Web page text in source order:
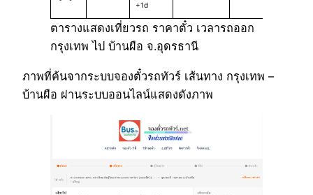
+1d
ตารางแสดงเที่ยวรถ ราคาตั๋ว เวลารถออก
กรุงเทพ ไป บ้านผือ จ.อุดรธานี
ภาพที่ค้นจากระบบจองตั๋วรถทัวร์ เส้นทาง กรุงเทพ –
บ้านผือ ผ่านระบบออนไลน์แสดงดังภาพ